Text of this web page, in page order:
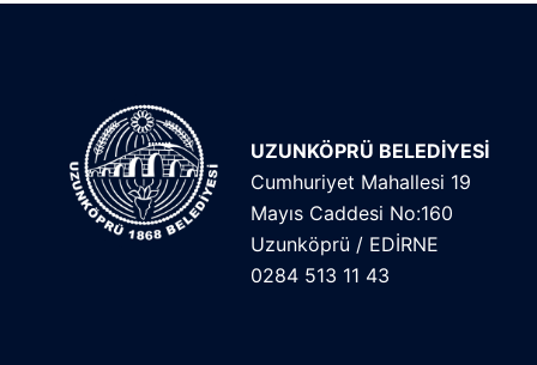
UZUNKÖPRÜ BELEDİYESİ
Cumhuriyet Mahallesi 19
Mayıs Caddesi No:160
Uzunköprü / EDİRNE
0284 513 11 43